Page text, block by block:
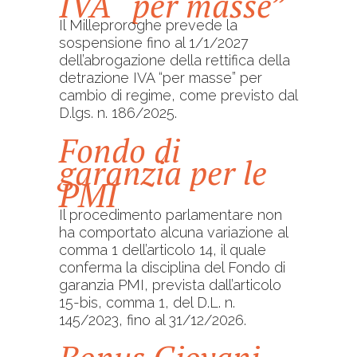
Il Milleproroghe prevede la
sospensione fino al 1/1/2027
dell’abrogazione della rettifica della
detrazione IVA “per masse” per
cambio di regime, come previsto dal
D.lgs. n. 186/2025.
Fondo di
garanzia per le
PMI
Il procedimento parlamentare non
ha comportato alcuna variazione al
comma 1 dell’articolo 14, il quale
conferma la disciplina del Fondo di
garanzia PMI, prevista dall’articolo
15-bis, comma 1, del D.L. n.
145/2023, fino al 31/12/2026.